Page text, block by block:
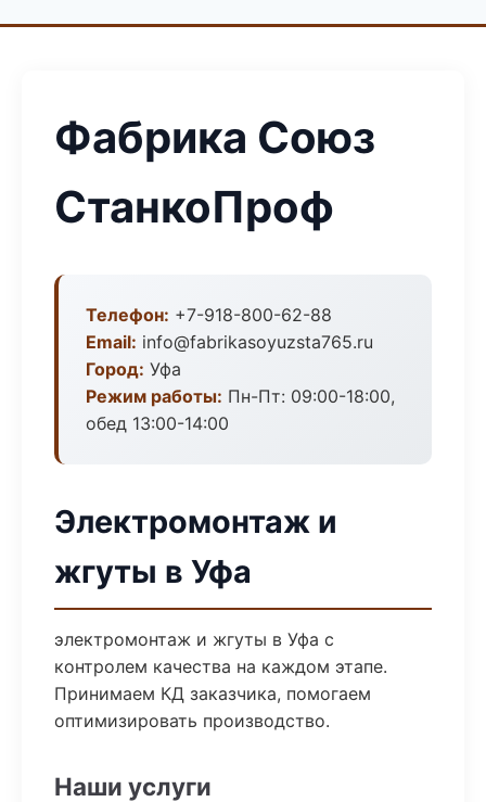
Фабрика Союз
СтанкоПроф
Телефон: +7-918-800-62-88
Email: info@fabrikasoyuzsta765.ru
Город: Уфа
Режим работы: Пн-Пт: 09:00-18:00,
обед 13:00-14:00
Электромонтаж и
жгуты в Уфа
электромонтаж и жгуты в Уфа с
контролем качества на каждом этапе.
Принимаем КД заказчика, помогаем
оптимизировать производство.
Наши услуги